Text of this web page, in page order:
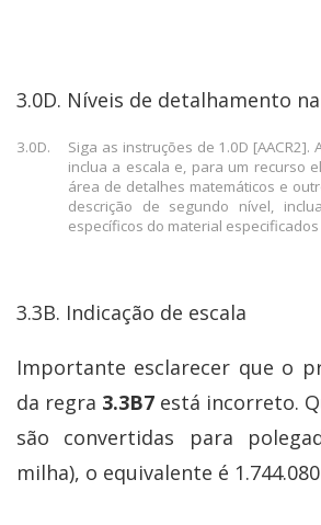
3.0D. Níveis de detalhamento
3.0D.
Siga as instruções de 1.0D
inclua a escala e, para um recurso
área de detalhes matemáticos e
descrição de segundo nível,
específicos do material especificados
3.3B. Indicação de escala
Importante esclarecer que o
da regra 3.3B7 está incorreto.
são convertidas para
milha), o equivalente é